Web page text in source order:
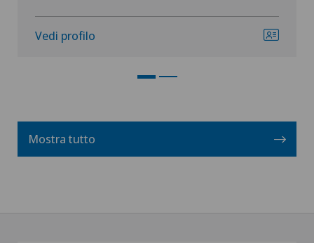
Vedi profilo
Mostra tutto